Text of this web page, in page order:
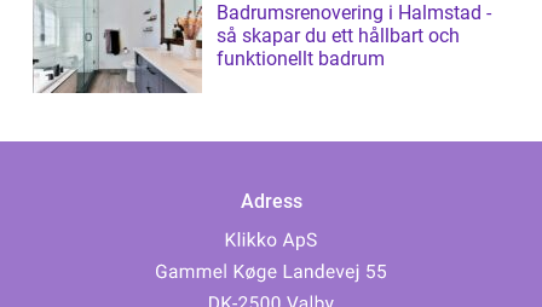
Badrumsrenovering i Halmstad -
så skapar du ett hållbart och
funktionellt badrum
Adress